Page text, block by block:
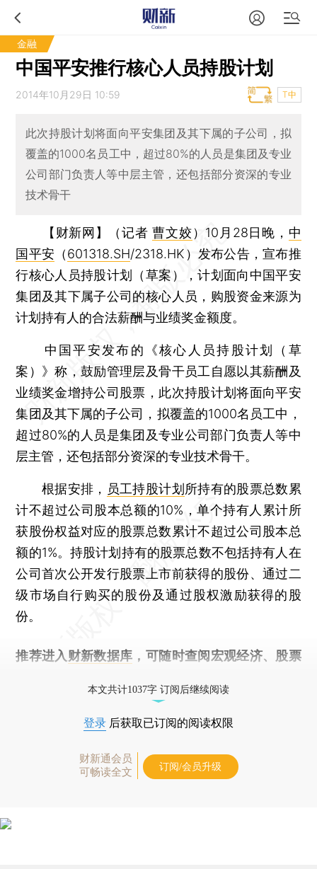
金融
中国平安推行核心人员持股计划
2014年10月29日 10:59 T中
此次持股计划将面向平安集团及其下属的子公司，拟
覆盖的1000名员工中，超过80%的人员是集团及专业
公司部门负责人等中层主管，还包括部分资深的专业
技术骨干
【财新网】（记者曹文姣） 10月28日晚， 中
国平安 （601318.SH/2318.HK）发布公告，宣布推
行核心人员持股计划（草案），计划面向中国平安
集团及其下属子公司的核心人员，购股资金来源为
计划持有人的合法薪酬与业绩奖金额度。
中国平安发布的《核心人员持股计划（草
案）》称，鼓励管理层及骨干员工自愿以其薪酬及
业绩奖金增持公司股票，此次持股计划将面向平安
集团及其下属的子公司，拟覆盖的1000名员工中，
超过80%的人员是集团及专业公司部门负责人等中
层主管，还包括部分资深的专业技术骨干。
根据安排， 员工持股计划 所持有的股票总数累
计不超过公司股本总额的10%，单个持有人累计所
获股份权益对应的股票总数累计不超过公司股本总
额的1%。持股计划持有的股票总数不包括持有人在
公司首次公开发行股票上市前获得的股份、通过二
级市场自行购买的股份及通过股权激励获得的股
份。
推荐进入 财新数据库 ，可随时查阅宏观经济、股票
本文共计1037字 订阅后继续阅读
登录 后获取已订阅的阅读权限
财新通会员
可畅读全文
订阅/会员升级